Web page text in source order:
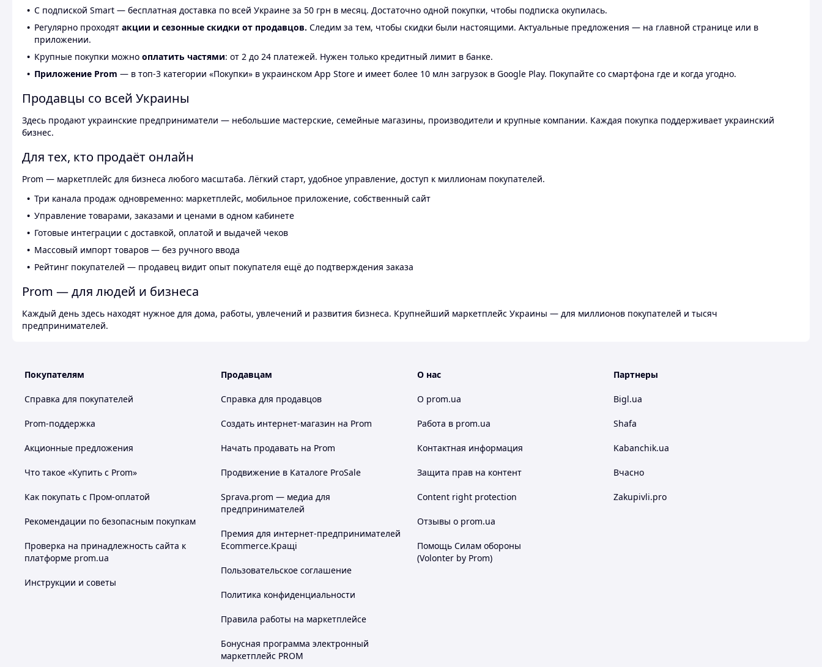
С подпиской Smart — бесплатная доставка по всей Украине за 50 грн в месяц. Достаточно одной покупки, чтобы подписка окупилась.
Регулярно проходят акции и сезонные скидки от продавцов. Следим за тем, чтобы скидки были настоящими. Актуальные предложения — на главной странице или в
приложении.
Крупные покупки можно оплатить частями: от 2 до 24 платежей. Нужен только кредитный лимит в банке.
Приложение Prom — в топ-3 категории «Покупки» в украинском App Store и имеет более 10 млн загрузок в Google Play. Покупайте со смартфона где и когда угодно.
Продавцы со всей Украины
Здесь продают украинские предприниматели — небольшие мастерские, семейные магазины, производители и крупные компании. Каждая покупка поддерживает украинский
бизнес.
Для тех, кто продаёт онлайн
Prom — маркетплейс для бизнеса любого масштаба. Лёгкий старт, удобное управление, доступ к миллионам покупателей.
Три канала продаж одновременно: маркетплейс, мобильное приложение, собственный сайт
Управление товарами, заказами и ценами в одном кабинете
Готовые интеграции с доставкой, оплатой и выдачей чеков
Массовый импорт товаров — без ручного ввода
Рейтинг покупателей — продавец видит опыт покупателя ещё до подтверждения заказа
Prom — для людей и бизнеса
Каждый день здесь находят нужное для дома, работы, увлечений и развития бизнеса. Крупнейший маркетплейс Украины — для миллионов покупателей и тысяч
предпринимателей.
Покупателям
Справка для покупателей
Prom-поддержка
Акционные предложения
Что такое «Купить с Prom»
Как покупать с Пром-оплатой
Рекомендации по безопасным покупкам
Проверка на принадлежность сайта к
платформе prom.ua
Инструкции и советы
Продавцам
Справка для продавцов
Создать интернет-магазин на Prom
Начать продавать на Prom
Продвижение в Каталоге ProSale
Sprava.prom — медиа для
предпринимателей
Премия для интернет-предпринимателей
Ecommerce.Кращі
Пользовательское соглашение
Политика конфиденциальности
Правила работы на маркетплейсе
Бонусная программа электронный
маркетплейс PROM
О нас
О prom.ua
Работа в prom.ua
Контактная информация
Защита прав на контент
Content right protection
Отзывы о prom.ua
Помощь Силам обороны
(Volonter by Prom)
Партнеры
Bigl.ua
Shafa
Kabanchik.ua
Вчасно
Zakupivli.pro